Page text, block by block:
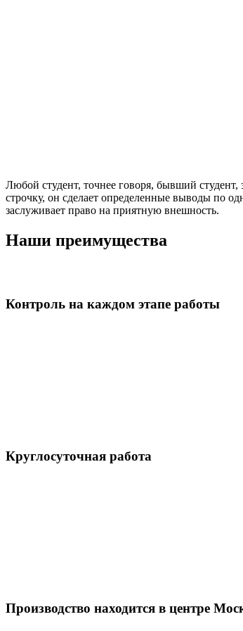
Любой студент, точнее говоря, бывший
строчку, он сделает определенные выводы по
заслуживает право на приятную внешность.
Наши преимущества
Контроль на каждом этапе работы
Круглосуточная работа
Производство находится в центре